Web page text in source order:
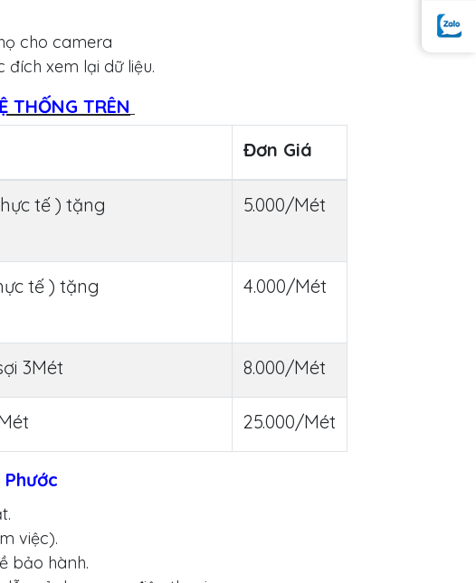
cho camera
xem lại dữ liệu.
THỐNG TRÊN
Đơn Giá
tế ) tặng
5.000/Mét
tế ) tặng
4.000/Mét
3Mét 8.000/Mét
25.000/Mét
việc).
bảo hành.